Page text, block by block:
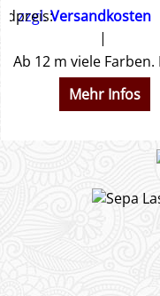
zzgl.Versandkosten
Mehr Infos